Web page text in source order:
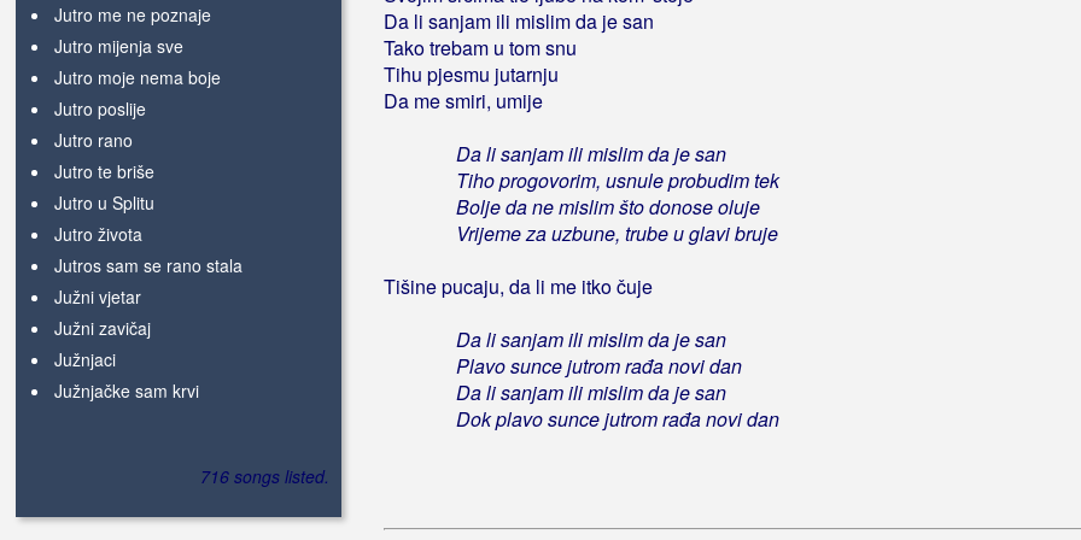
Jutro me ne poznaje
Jutro mijenja sve
Jutro moje nema boje
Jutro poslije
Jutro rano
Jutro te briše
Jutro u Splitu
Jutro života
Jutros sam se rano stala
Južni vjetar
Južni zavičaj
Južnjaci
Južnjačke sam krvi
716 songs listed.
Da li sanjam ili mislim da je san
Tako trebam u tom snu
Tihu pjesmu jutarnju
Da me smiri, umije
Da li sanjam ili mislim da je san
Tiho progovorim, usnule probudim tek
Bolje da ne mislim što donose oluje
Vrijeme za uzbune, trube u glavi bruje
Tišine pucaju, da li me itko čuje
Da li sanjam ili mislim da je san
Plavo sunce jutrom rađa novi dan
Da li sanjam ili mislim da je san
Dok plavo sunce jutrom rađa novi dan